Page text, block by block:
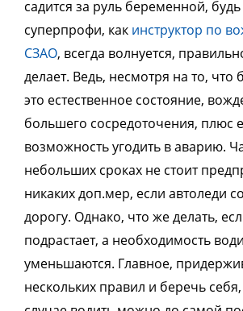
садится за руль беременной,
суперпрофи, как инструктор по
СЗАО, всегда волнуется,
делает. Ведь, несмотря на то, что
это естественное состояние,
большего сосредоточения, плюс
возможность угодить в аварию.
небольших сроках не стоит
никаких доп.мер, если автоледи
дорогу. Однако, что же делать,
подрастает, а необходимость
уменьшаются. Главное,
нескольких правил и беречь